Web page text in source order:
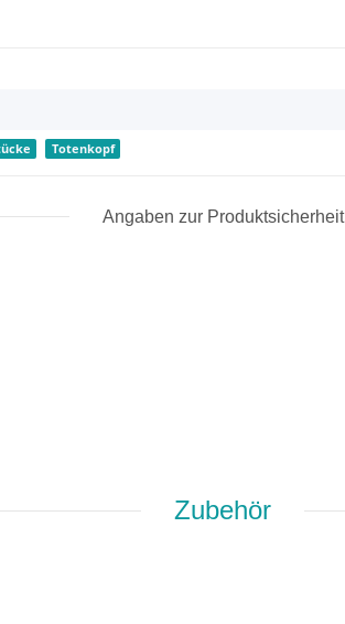
Totenkopf
Angaben zur Produktsicherheit
Zubehör